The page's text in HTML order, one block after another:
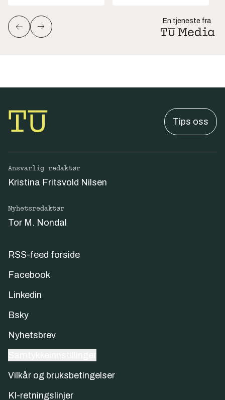
En tjeneste fra
Tips oss
Ansvarlig redaktør
Kristina Fritsvold Nilsen
Nyhetsredaktør
Tor M. Nondal
RSS-feed forside
Facebook
Linkedin
Bsky
Nyhetsbrev
Vilkår og bruksbetingelser
KI-retningslinjer